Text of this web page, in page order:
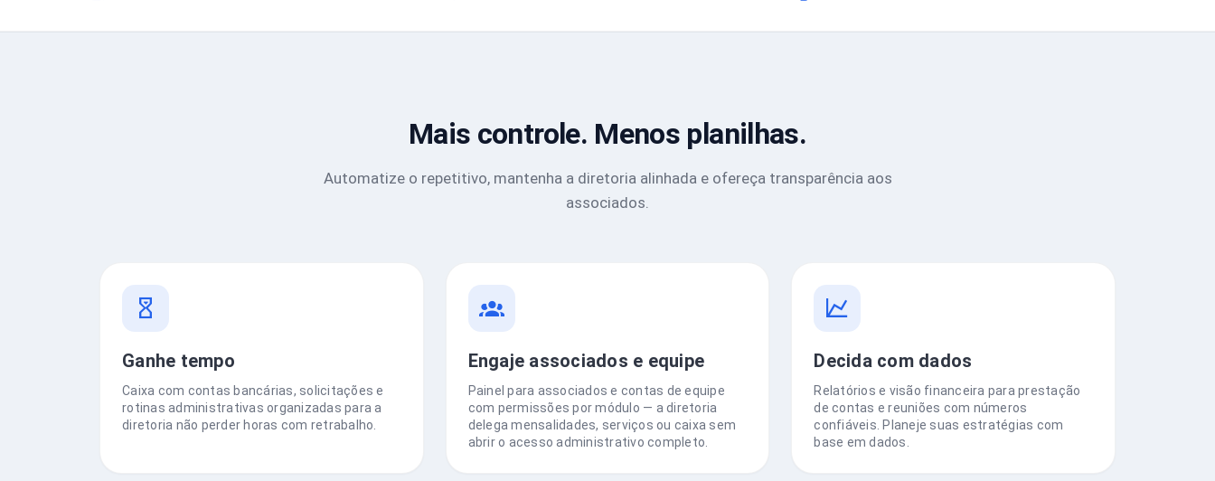
Mais controle. Menos planilhas.
Automatize o repetitivo, mantenha a diretoria alinhada e ofereça transparência aos
associados.
Ganhe tempo
Caixa com contas bancárias, solicitações e
rotinas administrativas organizadas para a
diretoria não perder horas com retrabalho.
Engaje associados e equipe
Painel para associados e contas de equipe
com permissões por módulo — a diretoria
delega mensalidades, serviços ou caixa sem
abrir o acesso administrativo completo.
Decida com dados
Relatórios e visão financeira para prestação
de contas e reuniões com números
confiáveis. Planeje suas estratégias com
base em dados.